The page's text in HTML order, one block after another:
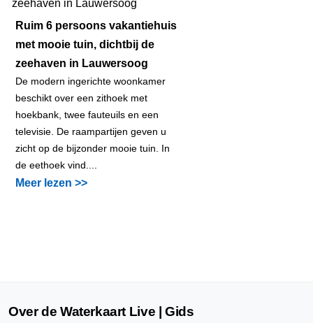
Ruim 6 persoons vakantiehuis
met mooie tuin, dichtbij de
zeehaven in Lauwersoog
De modern ingerichte woonkamer
beschikt over een zithoek met
hoekbank, twee fauteuils en een
televisie. De raampartijen geven u
zicht op de bijzonder mooie tuin. In
de eethoek vind....
Meer lezen >>
Over de Waterkaart Live | Gids